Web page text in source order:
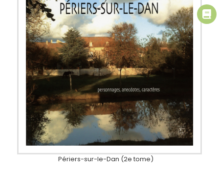
Périers-sur-le-Dan (2e tome)